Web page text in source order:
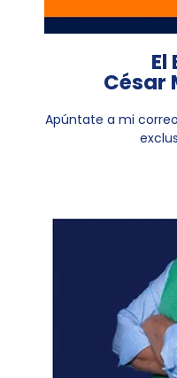
César
Apúntate a mi